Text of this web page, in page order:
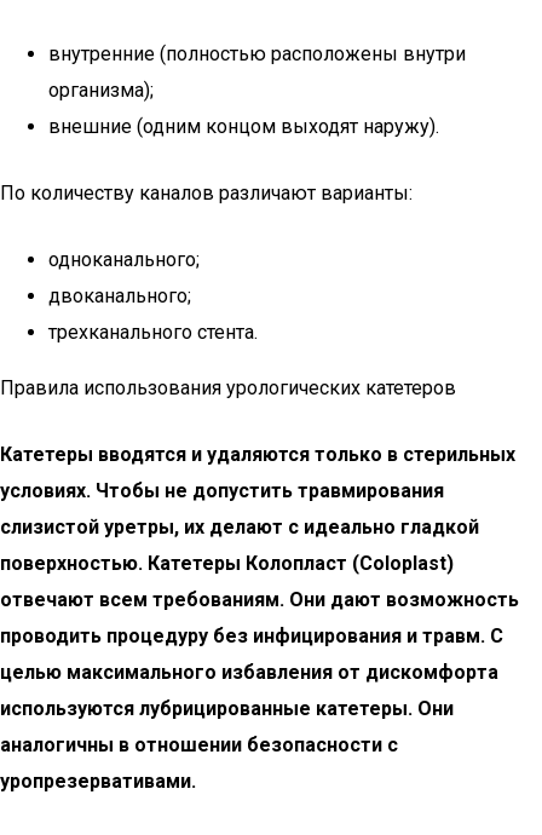
внутренние (полностью расположены внутри
организма);
внешние (одним концом выходят наружу).
По количеству каналов различают варианты:
одноканального;
двоканального;
трехканального стента.
Правила использования урологических катетеров
Катетеры вводятся и удаляются только в стерильных
условиях. Чтобы не допустить травмирования
слизистой уретры, их делают с идеально гладкой
поверхностью. Катетеры Колопласт (Coloplast)
отвечают всем требованиям. Они дают возможность
проводить процедуру без инфицирования и травм. С
целью максимального избавления от дискомфорта
используются лубрицированные катетеры. Они
аналогичны в отношении безопасности с
уропрезервативами.